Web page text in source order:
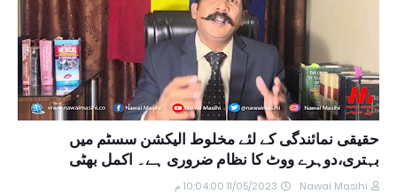
حقیقی نمائندگی کے لئے مخلوط الیکشن سسٹم میں
بہتری،دوہرے ووٹ کا نظام ضروری ہے۔ اکمل بھٹی
Nawai Masihi 11/05/2023 10:04:00 م